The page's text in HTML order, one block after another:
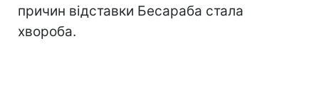
причин відставки Бесараба стала
хвороба.